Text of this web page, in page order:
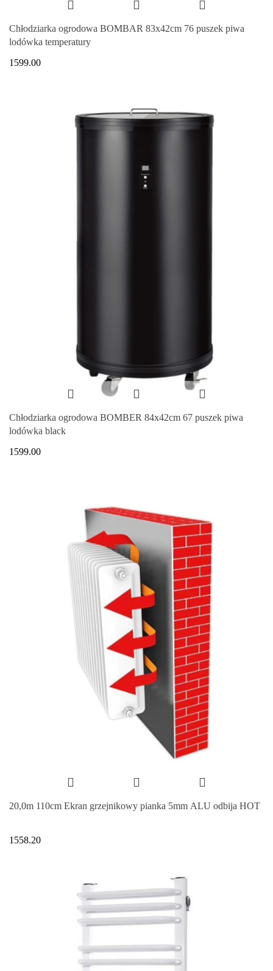
Chłodziarka ogrodowa BOMBAR 83x42cm 76 puszek piwa
lodówka temperatury
1599.00
Chłodziarka ogrodowa BOMBER 84x42cm 67 puszek piwa
lodówka black
1599.00
20,0m 110cm Ekran grzejnikowy pianka 5mm ALU odbija HOT
1558.20